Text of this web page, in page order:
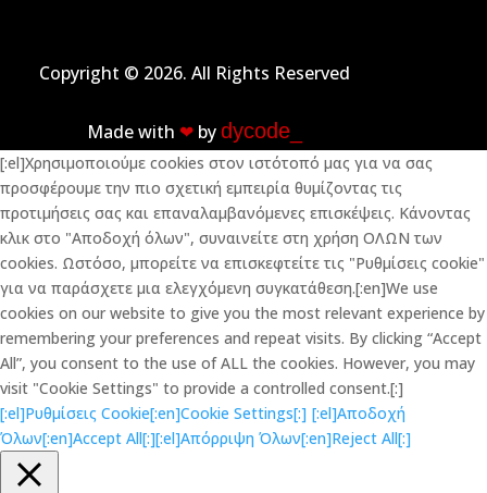
Copyright © 2026. All Rights Reserved
Made with ❤︎ bydycode_
[:el]Χρησιμοποιούμε cookies στον ιστότοπό μας για να σας
προσφέρουμε την πιο σχετική εμπειρία θυμίζοντας τις
προτιμήσεις σας και επαναλαμβανόμενες επισκέψεις. Κάνοντας
κλικ στο "Αποδοχή όλων", συναινείτε στη χρήση ΟΛΩΝ των
cookies. Ωστόσο, μπορείτε να επισκεφτείτε τις "Ρυθμίσεις cookie"
για να παράσχετε μια ελεγχόμενη συγκατάθεση.[:en]We use
cookies on our website to give you the most relevant experience by
remembering your preferences and repeat visits. By clicking “Accept
All”, you consent to the use of ALL the cookies. However, you may
visit "Cookie Settings" to provide a controlled consent.[:]
[:el]Ρυθμίσεις Cookie[:en]Cookie Settings[:] [:el]Αποδοχή
Όλων[:en]Accept All[:][:el]Απόρριψη Όλων[:en]Reject All[:]